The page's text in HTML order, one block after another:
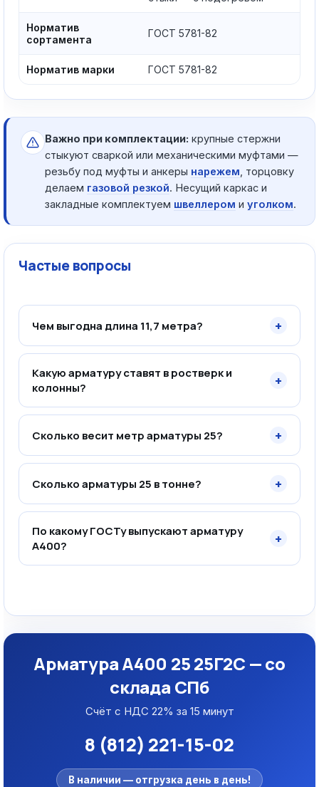
Норматив
сортамента
ГОСТ 5781-82
Норматив марки ГОСТ 5781-82
Важно при комплектации: крупные стержни
стыкуют сваркой или механическими муфтами —
резьбу под муфты и анкеры нарежем , торцовку
делаем газовой резкой. Несущий каркас и
закладные комплектуем швеллером и уголком.
Частые вопросы
Чем выгодна длина 11,7 метра? +
Какую арматуру ставят в ростверк и
колонны?
+
Сколько весит метр арматуры 25? +
Сколько арматуры 25 в тонне? +
По какому ГОСТу выпускают арматуру
А400?
+
Арматура А400 25 25Г2С — со
склада СПб
Счёт с НДС 22% за 15 минут
8 (812) 221-15-02
В наличии — отгрузка день в день!